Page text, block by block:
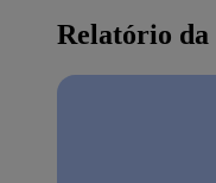
Relatório